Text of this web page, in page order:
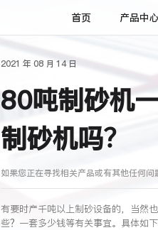
首页 产品中心
2021 年 08 月 14 日
80吨制砂机
制砂机吗？
如果您正在寻找相关产品或有其他任何
有要时产千吨以上制砂设备的，当然
些？一套多少钱等有关事宜。具体如下